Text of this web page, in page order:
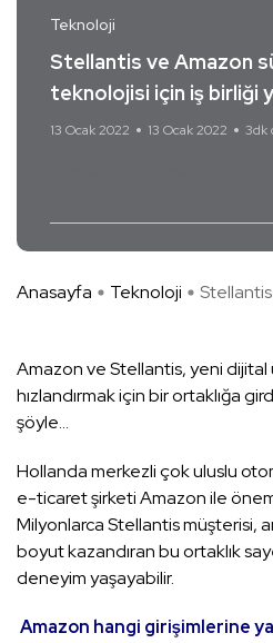
Teknoloji
Stellantis ve Amazon
teknolojisi için iş birliği
13 Ocak 2022 13 Ocak 2022 3dk
Anasayfa Teknoloji
Amazon ve Stellantis, yeni dijital
hızlandırmak için bir ortaklığa
şöyle…
Hollanda merkezli çok uluslu
e-ticaret şirketi Amazon ile
Milyonlarca Stellantis müşterisi,
boyut kazandıran bu ortaklık
deneyim yaşayabilir.
Amazon hangi girişimlerine